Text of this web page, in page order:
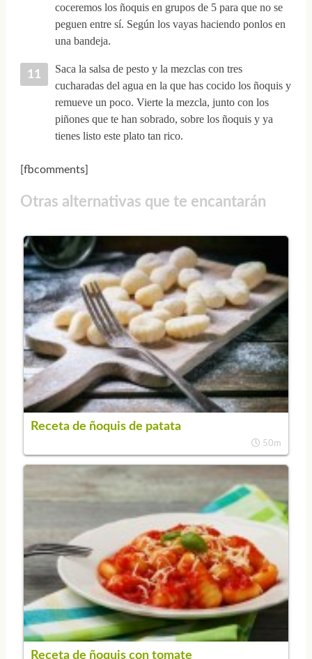
coceremos los ñoquis en grupos de 5 para que no se
peguen entre sí. Según los vayas haciendo ponlos en
una bandeja.
Saca la salsa de pesto y la mezclas con tres
cucharadas del agua en la que has cocido los ñoquis y
remueve un poco. Vierte la mezcla, junto con los
piñones que te han sobrado, sobre los ñoquis y ya
tienes listo este plato tan rico.
[fbcomments]
Otras alternativas que te encantarán
Receta de ñoquis de patata
50m
Receta de ñoquis con tomate